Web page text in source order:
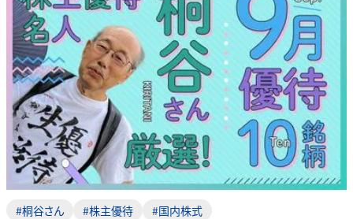
#桐谷さん #株主優待 #国内株式